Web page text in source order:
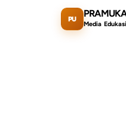
Lewati ke konten utama
PU
Media